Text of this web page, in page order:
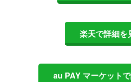
楽天で詳細を
au PAY マーケット